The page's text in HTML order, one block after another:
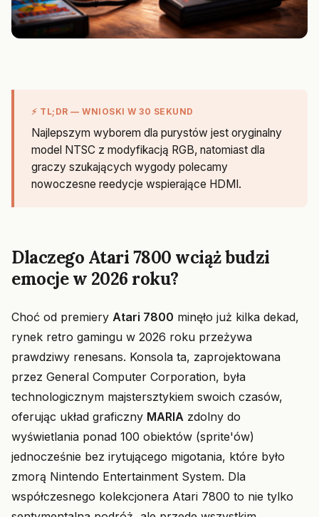
⚡ TL;DR — WNIOSKI W 30 SEKUND
Najlepszym wyborem dla purystów jest oryginalny
model NTSC z modyfikacją RGB, natomiast dla
graczy szukających wygody polecamy
nowoczesne reedycje wspierające HDMI.
Dlaczego Atari 7800 wciąż budzi
emocje w 2026 roku?
Choć od premiery Atari 7800 minęło już kilka dekad,
rynek retro gamingu w 2026 roku przeżywa
prawdziwy renesans. Konsola ta, zaprojektowana
przez General Computer Corporation, była
technologicznym majstersztykiem swoich czasów,
oferując układ graficzny MARIA zdolny do
wyświetlania ponad 100 obiektów (sprite'ów)
jednocześnie bez irytującego migotania, które było
zmorą Nintendo Entertainment System. Dla
współczesnego kolekcjonera Atari 7800 to nie tylko